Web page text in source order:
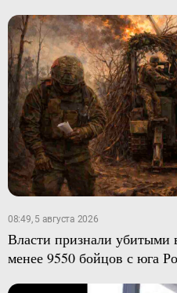
08:49, 5 августа 2026
Власти признали убитыми
менее 9550 бойцов с юга